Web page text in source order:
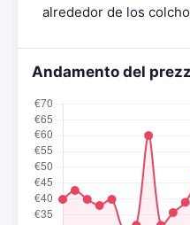
alrededor de los
Andamento del